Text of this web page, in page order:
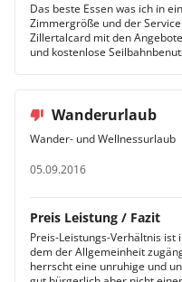
Das beste Essen was ich in
Zimmergröße und der
Zillertalcard mit den
und kostenlose
Wanderurlaub
Wander- und Wellnessurlaub
05.09.2016
Preis Leistung / Fazit
Preis-Leistungs-Verhältnis ist
dem der Allgemeinheit
herrscht eine unruhige und